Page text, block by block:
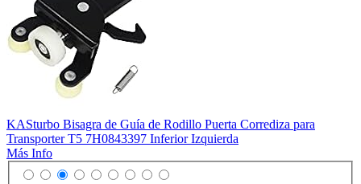
KASturbo Bisagra de Guía de Rodillo Puerta Corrediza para
Transporter T5 7H0843397 Inferior Izquierda
Más Info